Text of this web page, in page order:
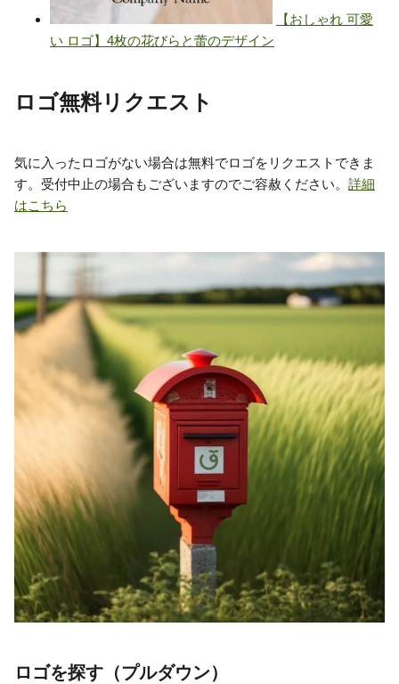
ロゴ無料リクエスト
気に入ったロゴがない場合は無料でロゴをリクエストできま
す。受付中止の場合もございますのでご容赦ください。 詳細
はこちら
ロゴを探す（プルダウン）